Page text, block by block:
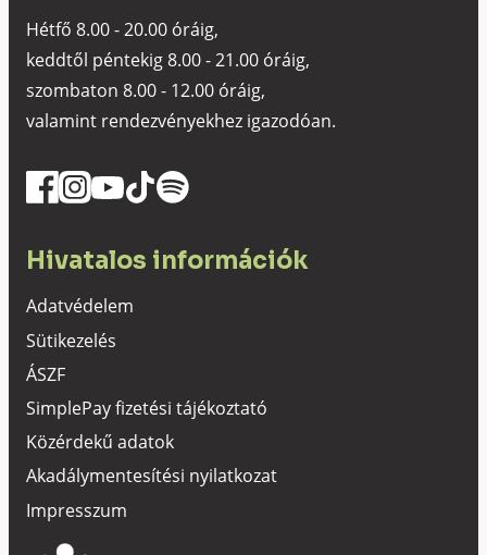
Hétfő 8.00 - 20.00 óráig,
keddtől péntekig 8.00 - 21.00 óráig,
szombaton 8.00 - 12.00 óráig,
valamint rendezvényekhez igazodóan.
Hivatalos információk
Adatvédelem
Sütikezelés
ÁSZF
SimplePay fizetési tájékoztató
Közérdekű adatok
Akadálymentesítési nyilatkozat
Impresszum